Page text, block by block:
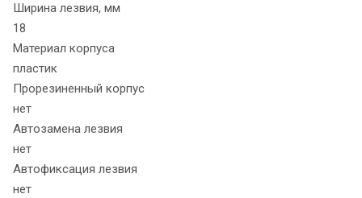
Ширина лезвия, мм
18
Материал корпуса
пластик
Прорезиненный корпус
нет
Автозамена лезвия
нет
Автофиксация лезвия
нет